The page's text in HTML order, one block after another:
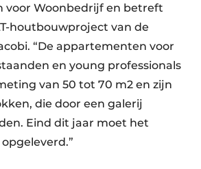
voor Woonbedrijf en betreft
houtbouwproject van de
“De appartementen voor
en young professionals
van 50 tot 70 m2 en zijn
die door een galerij
Eind dit jaar moet het